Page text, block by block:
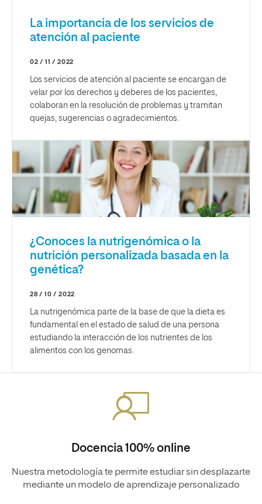
La importancia de los servicios de
atención al paciente
02 / 11 / 2022
Los servicios de atención al paciente se encargan de
velar por los derechos y deberes de los pacientes,
colaboran en la resolución de problemas y tramitan
quejas, sugerencias o agradecimientos.
¿Conoces la nutrigenómica o la
nutrición personalizada basada en la
genética?
28 / 10 / 2022
La nutrigenómica parte de la base de que la dieta es
fundamental en el estado de salud de una persona
estudiando la interacción de los nutrientes de los
alimentos con los genomas.
Docencia 100% online
Nuestra metodología te permite estudiar sin desplazarte
mediante un modelo de aprendizaje personalizado